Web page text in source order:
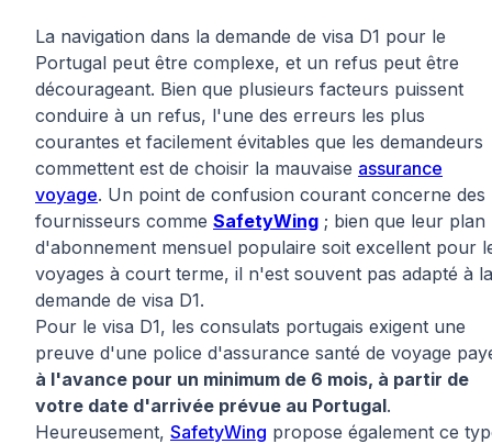
La navigation dans la demande de visa D1 pour le
Portugal peut être complexe, et un refus peut être
décourageant. Bien que plusieurs facteurs puissent
conduire à un refus, l'une des erreurs les plus
courantes et facilement évitables que les demandeurs
commettent est de choisir la mauvaise assurance
voyage. Un point de confusion courant concerne des
fournisseurs comme SafetyWing ; bien que leur plan
d'abonnement mensuel populaire soit excellent pour
voyages à court terme, il n'est souvent pas adapté à la
demande de visa D1.
Pour le visa D1, les consulats portugais exigent une
preuve d'une police d'assurance santé de voyage
à l'avance pour un minimum de 6 mois, à partir de
votre date d'arrivée prévue au Portugal.
Heureusement, SafetyWing propose également ce